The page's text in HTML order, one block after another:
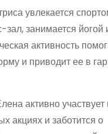
увлекается
занимается йогой
активность
и приводит ее в
активно участвует
акциях и заботится о